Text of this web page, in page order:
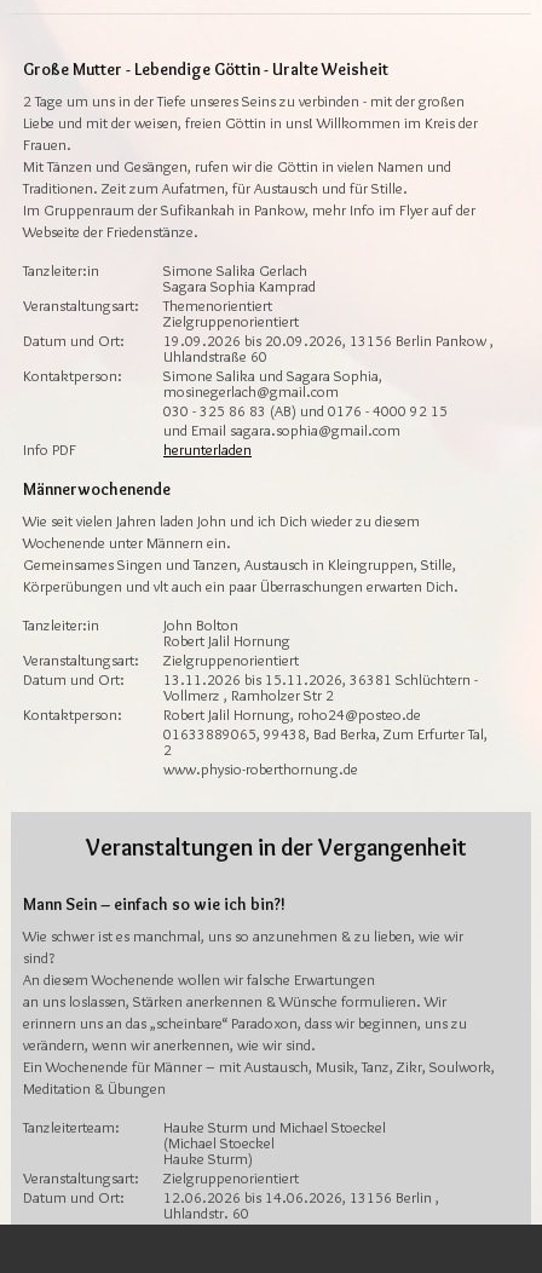
Große Mutter - Lebendige Göttin - Uralte Weisheit
2 Tage um uns in der Tiefe unseres Seins zu verbinden - mit der großen
Liebe und mit der weisen, freien Göttin in uns! Willkommen im Kreis der
Frauen.
Mit Tänzen und Gesängen, rufen wir die Göttin in vielen Namen und
Traditionen. Zeit zum Aufatmen, für Austausch und für Stille.
Im Gruppenraum der Sufikankah in Pankow, mehr Info im Flyer auf der
Webseite der Friedenstänze.
Tanzleiter:in
Simone Salika Gerlach
Sagara Sophia Kamprad
Veranstaltungsart:
Themenorientiert
Zielgruppenorientiert
Datum und Ort:
19.09.2026 bis 20.09.2026, 13156 Berlin Pankow ,
Uhlandstraße 60
Kontaktperson:
Simone Salika und Sagara Sophia,
mosinegerlach@gmail.com
030 - 325 86 83 (AB) und 0176 - 4000 92 15
und Email sagara.sophia@gmail.com
Info PDF
herunterladen
Männerwochenende
Wie seit vielen Jahren laden John und ich Dich wieder zu diesem
Wochenende unter Männern ein.
Gemeinsames Singen und Tanzen, Austausch in Kleingruppen, Stille,
Körperübungen und vlt auch ein paar Überraschungen erwarten Dich.
Tanzleiter:in
John Bolton
Robert Jalil Hornung
Veranstaltungsart:
Zielgruppenorientiert
Datum und Ort:
13.11.2026 bis 15.11.2026, 36381 Schlüchtern -
Vollmerz , Ramholzer Str 2
Kontaktperson:
Robert Jalil Hornung, roho24@posteo.de
01633889065, 99438, Bad Berka, Zum Erfurter Tal,
2
www.physio-roberthornung.de
Veranstaltungen in der Vergangenheit
Mann Sein – einfach so wie ich bin?!
Wie schwer ist es manchmal, uns so anzunehmen & zu lieben, wie wir
sind?
An diesem Wochenende wollen wir falsche Erwartungen
an uns loslassen, Stärken anerkennen & Wünsche formulieren. Wir
erinnern uns an das „scheinbare“ Paradoxon, dass wir beginnen, uns zu
verändern, wenn wir anerkennen, wie wir sind.
Ein Wochenende für Männer – mit Austausch, Musik, Tanz, Zikr, Soulwork,
Meditation & Übungen
Tanzleiterteam:
Hauke Sturm und Michael Stoeckel
(Michael Stoeckel
Hauke Sturm)
Veranstaltungsart:
Zielgruppenorientiert
Datum und Ort:
12.06.2026 bis 14.06.2026, 13156 Berlin ,
Uhlandstr. 60